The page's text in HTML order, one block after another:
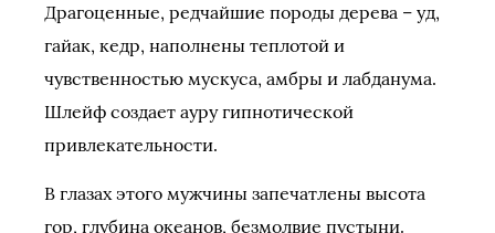
Драгоценные, редчайшие породы дерева – уд,
гайак, кедр, наполнены теплотой и
чувственностью мускуса, амбры и лабданума.
Шлейф создает ауру гипнотической
привлекательности.
В глазах этого мужчины запечатлены высота
гор, глубина океанов, безмолвие пустыни.